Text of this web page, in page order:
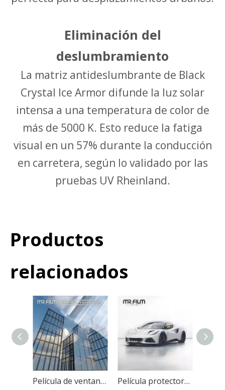
Eliminación del
deslumbramiento
La matriz antideslumbrante de Black
Crystal Ice Armor difunde la luz solar
intensa a una temperatura de color de
más de 5000 K. Esto reduce la fatiga
visual en un 57% durante la conducción
en carretera, según lo validado por las
pruebas UV Rheinland.
Productos
relacionados
Película de ventana de visión unidireccional con bloqueo solar de protección de privacidad de alta calidad Película protectora de pintura automática resistente a arañazos, transparente, de alto rendimiento